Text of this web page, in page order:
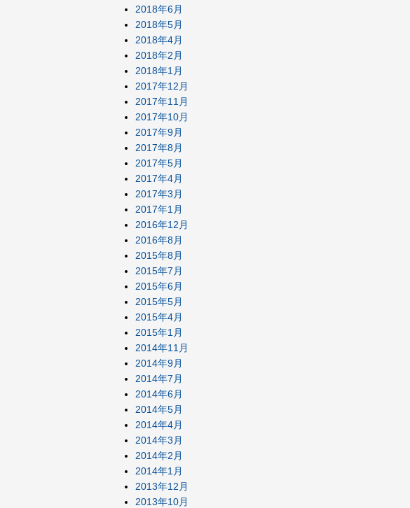
2018年6月
2018年5月
2018年4月
2018年2月
2018年1月
2017年12月
2017年11月
2017年10月
2017年9月
2017年8月
2017年5月
2017年4月
2017年3月
2017年1月
2016年12月
2016年8月
2015年8月
2015年7月
2015年6月
2015年5月
2015年4月
2015年1月
2014年11月
2014年9月
2014年7月
2014年6月
2014年5月
2014年4月
2014年3月
2014年2月
2014年1月
2013年12月
2013年10月